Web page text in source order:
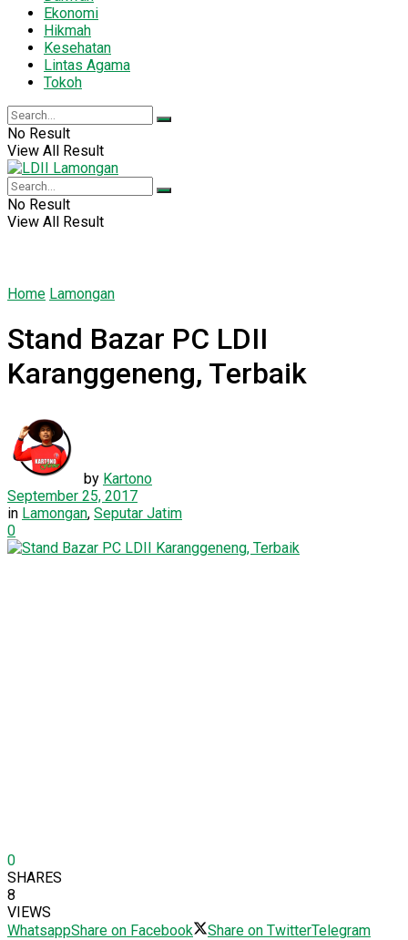
Ekonomi
Hikmah
Kesehatan
Lintas Agama
Tokoh
No Result
View All Result
No Result
View All Result
Home Lamongan
Stand Bazar PC LDII
Karanggeneng, Terbaik
by Kartono
September 25, 2017
in Lamongan, Seputar Jatim
0
0
SHARES
8
VIEWS
WhatsappShare on Facebook Share on TwitterTelegram